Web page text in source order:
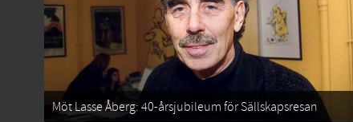
Möt Lasse Åberg: 40-årsjubileum för Sällskapsresan